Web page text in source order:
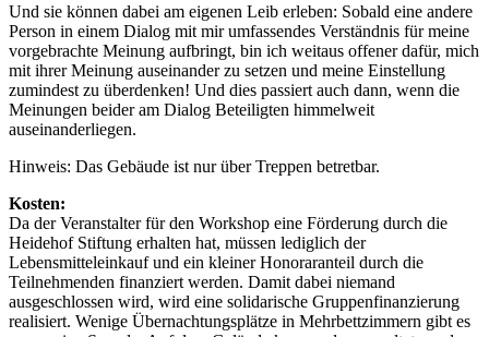
Und sie können dabei am eigenen Leib erleben: Sobald eine andere
Person in einem Dialog mit mir umfassendes Verständnis für meine
vorgebrachte Meinung aufbringt, bin ich weitaus offener dafür, mich
mit ihrer Meinung auseinander zu setzen und meine Einstellung
zumindest zu überdenken! Und dies passiert auch dann, wenn die
Meinungen beider am Dialog Beteiligten himmelweit
auseinanderliegen.
Hinweis: Das Gebäude ist nur über Treppen betretbar.
Kosten:
Da der Veranstalter für den Workshop eine Förderung durch die
Heidehof Stiftung erhalten hat, müssen lediglich der
Lebensmitteleinkauf und ein kleiner Honoraranteil durch die
Teilnehmenden finanziert werden. Damit dabei niemand
ausgeschlossen wird, wird eine solidarische Gruppenfinanzierung
realisiert. Wenige Übernachtungsplätze in Mehrbettzimmern gibt es